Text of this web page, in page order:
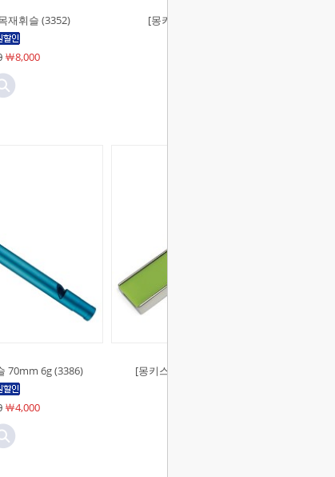
재휘슬 (3352)
￦8,000
[몽키스]쥐 목재휘슬 (3351)
70mm 6g (3386)
￦4,000
[몽키스]스테인레스 휘슬2 (3389)